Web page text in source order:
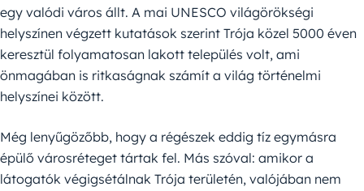
egy valódi város állt. A mai UNESCO világörökségi
helyszínen végzett kutatások szerint Trója közel 5000 éven
keresztül folyamatosan lakott település volt, ami
önmagában is ritkaságnak számít a világ történelmi
helyszínei között.
Még lenyűgözőbb, hogy a régészek eddig tíz egymásra
épülő városréteget tártak fel. Más szóval: amikor a
látogatók végigsétálnak Trója területén, valójában nem